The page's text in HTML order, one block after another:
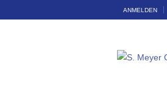
ANMELDEN